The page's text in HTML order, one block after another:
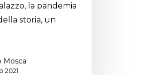
la pandemia
storia, un
Mosca
2021